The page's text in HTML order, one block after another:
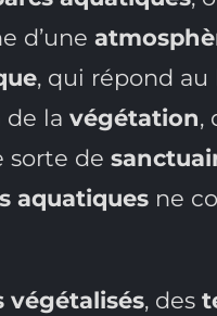
d’une
, qui répond au
de la végétation,
sorte de
aquatiquesne
végétalisés, des